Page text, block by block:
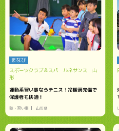
まなび
スポーツクラブ＆スパ ルネサンス 山
形
運動系習い事ならテニス！冷暖房完備で
保護者も快適！
塾・習い事 山形県